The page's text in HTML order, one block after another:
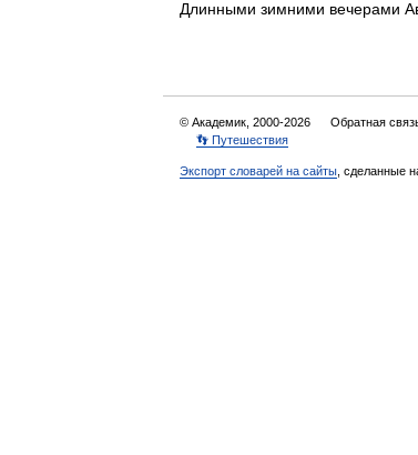
Длинными зимними вечерами
© Академик, 2000-2026 Обратная
👣 Путешествия
Экспорт словарей на сайты , сделанные